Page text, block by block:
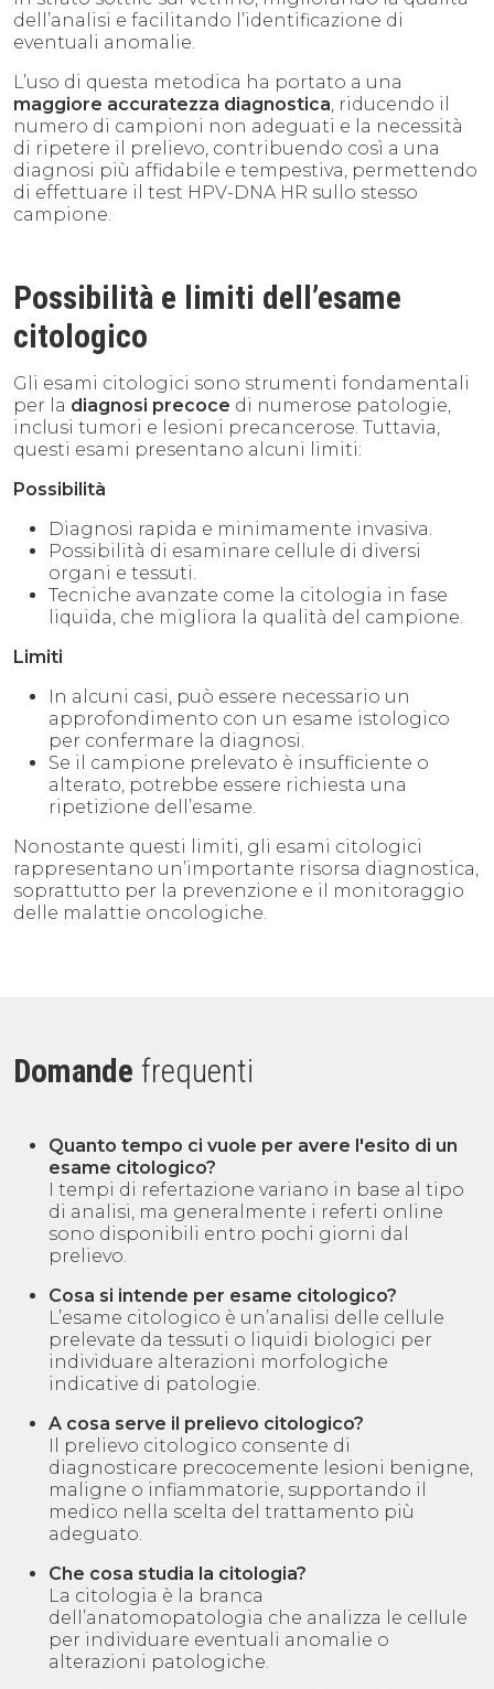
dell’analisi e facilitando l’identificazione di
eventuali anomalie.
L’uso di questa metodica ha portato a una
maggiore accuratezza diagnostica , riducendo il
numero di campioni non adeguati e la necessità
di ripetere il prelievo, contribuendo così a una
diagnosi più affidabile e tempestiva, permettendo
di effettuare il test HPV-DNA HR sullo stesso
campione.
Possibilità e limiti dell’esame
citologico
Gli esami citologici sono strumenti fondamentali
per la diagnosi precoce di numerose patologie,
inclusi tumori e lesioni precancerose. Tuttavia,
questi esami presentano alcuni limiti:
Possibilità
Diagnosi rapida e minimamente invasiva.
Possibilità di esaminare cellule di diversi
organi e tessuti.
Tecniche avanzate come la citologia in fase
liquida, che migliora la qualità del campione.
Limiti
In alcuni casi, può essere necessario un
approfondimento con un esame istologico
per confermare la diagnosi.
Se il campione prelevato è insufficiente o
alterato, potrebbe essere richiesta una
ripetizione dell’esame.
Nonostante questi limiti, gli esami citologici
rappresentano un’importante risorsa diagnostica,
soprattutto per la prevenzione e il monitoraggio
delle malattie oncologiche.
Domande frequenti
Quanto tempo ci vuole per avere l'esito di un
esame citologico?
I tempi di refertazione variano in base al tipo
di analisi, ma generalmente i referti online
sono disponibili entro pochi giorni dal
prelievo.
Cosa si intende per esame citologico?
L’esame citologico è un’analisi delle cellule
prelevate da tessuti o liquidi biologici per
individuare alterazioni morfologiche
indicative di patologie.
A cosa serve il prelievo citologico?
Il prelievo citologico consente di
diagnosticare precocemente lesioni benigne,
maligne o infiammatorie, supportando il
medico nella scelta del trattamento più
adeguato.
Che cosa studia la citologia?
La citologia è la branca
dell’anatomopatologia che analizza le cellule
per individuare eventuali anomalie o
alterazioni patologiche.